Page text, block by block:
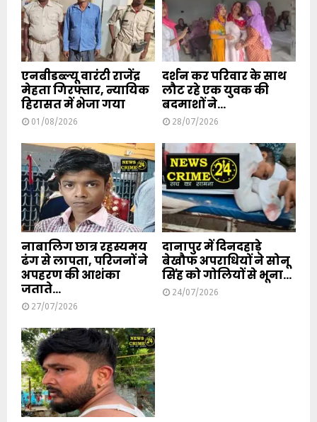
एनबीडब्ल्यू वारंटी राजेंद्र
मेहता गिरफ्तार, न्यायिक
हिरासत में भेजा गया
01/08/2026
दर्शन कर परिवार के साथ
लौट रहे एक युवक की
बदमाशों ने...
28/07/2026
नाबालिग छात्र रहस्यमय
ढंग से लापता, परिजनों ने
अपहरण की आशंका
जताते...
27/07/2026
दानापुर में दिनदहाड़े
बेखौफ अपराधियों ने सोनू
सिंह को गोलियों से भूना...
24/07/2026